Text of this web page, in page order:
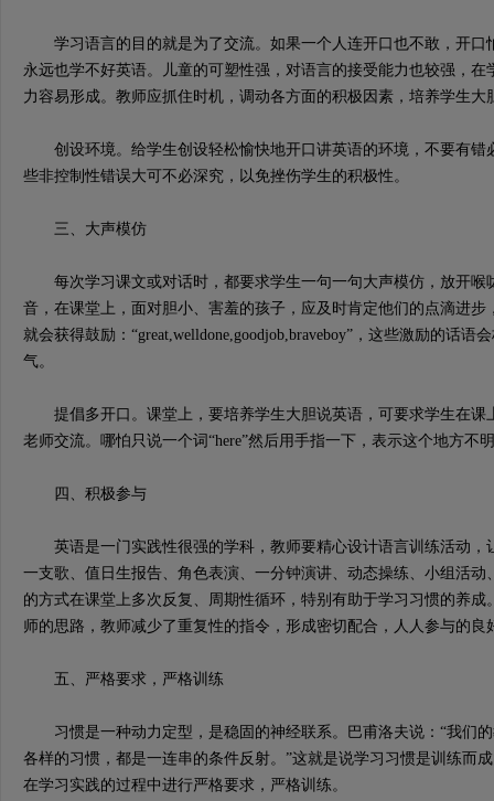
学习语言的目的就是为了交流。如果一个人连开口也不敢，开口
永远也学不好英语。儿童的可塑性强，对语言的接受能力也较强，在
力容易形成。教师应抓住时机，调动各方面的积极因素，培养学生大
创设环境。给学生创设轻松愉快地开口讲英语的环境，不要有错
些非控制性错误大可不必深究，以免挫伤学生的积极性。
三、大声模仿
每次学习课文或对话时，都要求学生一句一句大声模仿，放开喉
音，在课堂上，面对胆小、害羞的孩子，应及时肯定他们的点滴进步
就会获得鼓励：“great,welldone,goodjob,braveboy”，这些激励的话语
气。
提倡多开口。课堂上，要培养学生大胆说英语，可要求学生在课
老师交流。哪怕只说一个词“here”然后用手指一下，表示这个地方不
四、积极参与
英语是一门实践性很强的学科，教师要精心设计语言训练活动，
一支歌、值日生报告、角色表演、一分钟演讲、动态操练、小组活动
的方式在课堂上多次反复、周期性循环，特别有助于学习习惯的养成
师的思路，教师减少了重复性的指令，形成密切配合，人人参与的良
五、严格要求，严格训练
习惯是一种动力定型，是稳固的神经联系。巴甫洛夫说：“我们的
各样的习惯，都是一连串的条件反射。”这就是说学习习惯是训练而
在学习实践的过程中进行严格要求，严格训练。